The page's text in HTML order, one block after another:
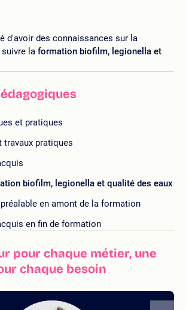
d'avoir des connaissances sur la
la formation biofilm, legionella et
et pratiques
travaux pratiques
biofilm, legionella et qualité des eaux
en amont de la formation
en fin de formation
pour chaque métier, une
chaque besoin